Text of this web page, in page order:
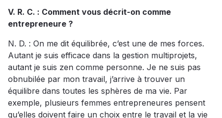
V. R. C. : Comment vous décrit-on comme
entrepreneure ?
N. D. : On me dit équilibrée, c’est une de mes forces.
Autant je suis efficace dans la gestion multiprojets,
autant je suis zen comme personne. Je ne suis pas
obnubilée par mon travail, j’arrive à trouver un
équilibre dans toutes les sphères de ma vie. Par
exemple, plusieurs femmes entrepreneures pensent
qu’elles doivent faire un choix entre le travail et la vie